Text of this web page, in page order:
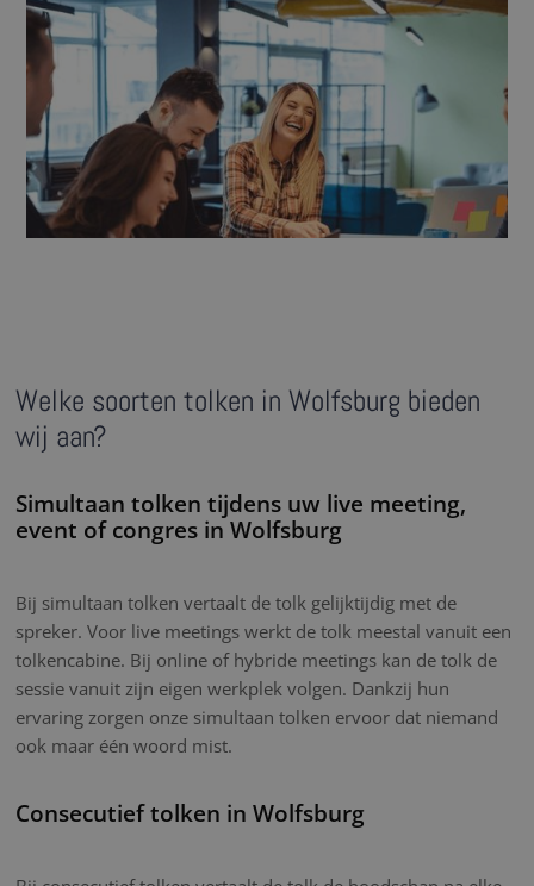
Welke soorten tolken in Wolfsburg bieden
wij aan?
Simultaan tolken tijdens uw live meeting,
event of congres in Wolfsburg
Bij simultaan tolken vertaalt de tolk gelijktijdig met de
spreker. Voor live meetings werkt de tolk meestal vanuit een
tolkencabine. Bij online of hybride meetings kan de tolk de
sessie vanuit zijn eigen werkplek volgen. Dankzij hun
ervaring zorgen onze simultaan tolken ervoor dat niemand
ook maar één woord mist.
Consecutief tolken in Wolfsburg